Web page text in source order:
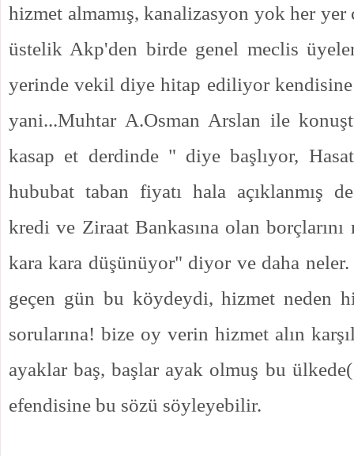
hizmet almamış, kanalizasyon yok her yer
üstelik Akp'den birde genel meclis
yerinde vekil diye hitap ediliyor
yani...Muhtar A.Osman Arslan ile
kasap et derdinde " diye başlıyor, Hasat
hububat taban fiyatı hala açıklanmış
kredi ve Ziraat Bankasına olan borçlarını
kara kara düşünüyor" diyor ve daha
geçen gün bu köydeydi, hizmet neden
sorularına! bize oy verin hizmet alın
ayaklar baş, başlar ayak olmuş bu
efendisine bu sözü söyleyebilir.